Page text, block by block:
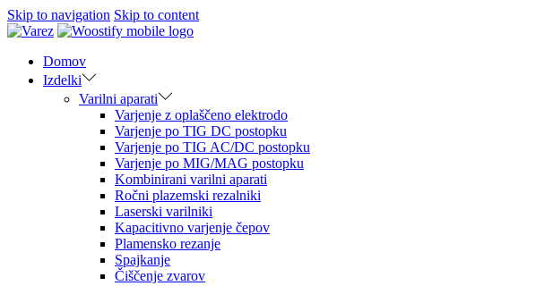
Skip to navigation Skip to content
Domov
Izdelki
Varilni aparati
Varjenje z oplaščeno elektrodo
Varjenje po TIG DC postopku
Varjenje po TIG AC/DC postopku
Varjenje po MIG/MAG postopku
Kombinirani varilni aparati
Ročni plazemski rezalniki
Laserski varilniki
Kapacitivno varjenje čepov
Plamensko rezanje
Spajkanje
Čiščenje zvarov